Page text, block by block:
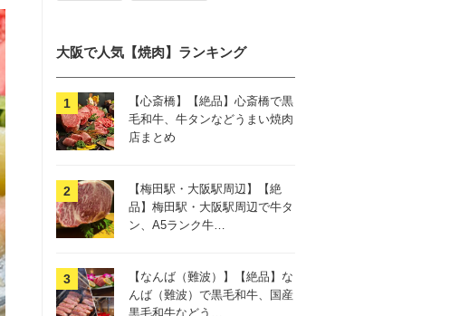
大阪で人気【焼肉】ランキング
【心斎橋】【絶品】心斎橋で黒
毛和牛、牛タンなどうまい焼肉
店まとめ
【梅田駅・大阪駅周辺】【絶
品】梅田駅・大阪駅周辺で牛タ
ン、A5ランク牛…
【なんば（難波）】【絶品】な
んば（難波）で黒毛和牛、国産
黒毛和牛などう…